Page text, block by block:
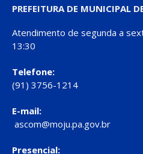
PREFEITURA DE MUNICIPAL
Atendimento de segunda a
13:30
Telefone:
(91) 3756-1214
E-mail:
ascom@moju.pa.gov.br
Presencial: